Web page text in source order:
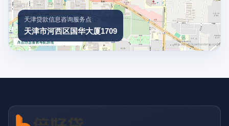
天津贷款信息咨询服务点
天津市河西区国华大厦1709